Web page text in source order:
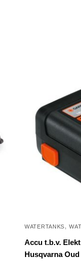
productpagina
WATERTANKS,
Accu t.b.v.
Husqvarna